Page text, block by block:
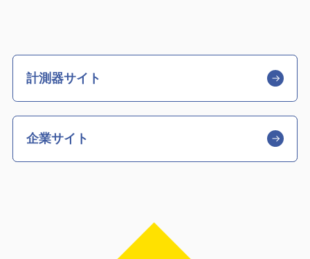
計測器サイト
企業サイト